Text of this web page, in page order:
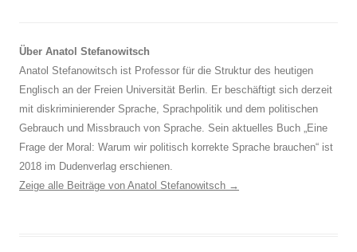
Über Anatol Stefanowitsch
Anatol Stefanowitsch ist Professor für die Struktur des heutigen
Englisch an der Freien Universität Berlin. Er beschäftigt sich derzeit
mit diskriminierender Sprache, Sprachpolitik und dem politischen
Gebrauch und Missbrauch von Sprache. Sein aktuelles Buch „Eine
Frage der Moral: Warum wir politisch korrekte Sprache brauchen“ ist
2018 im Dudenverlag erschienen.
Zeige alle Beiträge von Anatol Stefanowitsch →